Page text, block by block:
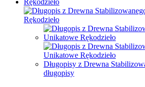
Długopisy z Drewna
długopisy